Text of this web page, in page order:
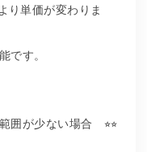
り単価が変わりま
です。
囲が少ない場合 ⭐︎⭐︎